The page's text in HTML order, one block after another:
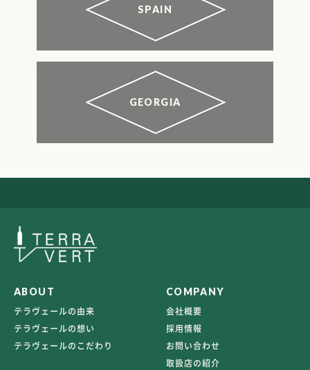
SPAIN
GEORGIA
ABOUT
テラヴェールの由来
テラヴェールの想い
テラヴェールのこだわり
COMPANY
会社概要
採用情報
お問い合わせ
取扱店の紹介